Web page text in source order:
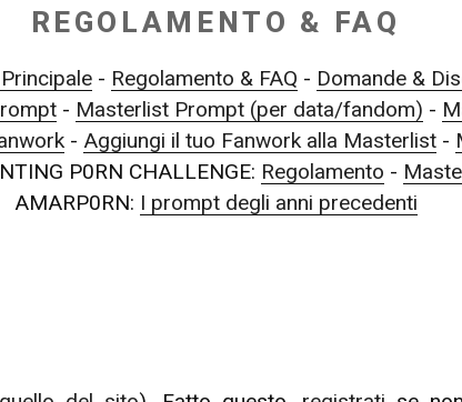
REGOLAMENTO & FAQ
- Regolamento & FAQ - Domande &
- Masterlist Prompt (per data/fandom) -
- Aggiungi il tuo Fanwork alla Masterlist -
P0RN CHALLENGE: Regolamento -
AMARP0RN: I prompt degli anni precedenti